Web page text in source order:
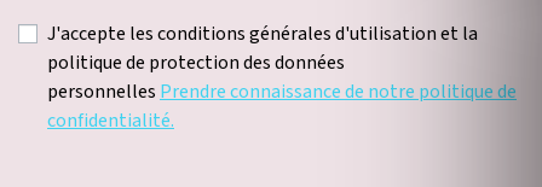
J'accepte les conditions générales d'utilisation et la
politique de protection des données
personnelles Prendre connaissance de notre politique de
confidentialité.